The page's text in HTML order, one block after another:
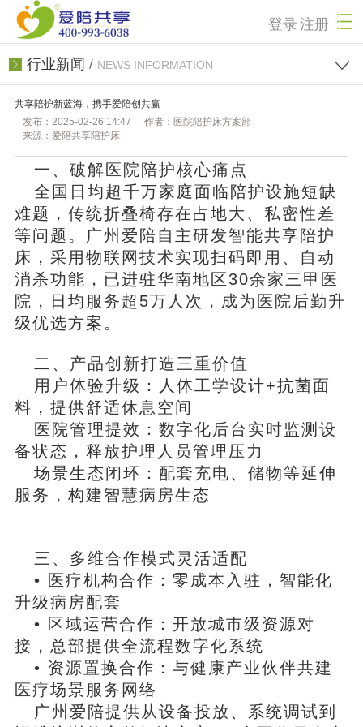
登录 注册
行业新闻 / NEWS INFORMATION
共享陪护新蓝海，携手爱陪创共赢
发布：2025-02-26 14:47
作者：医院陪护床方案部
来源：爱陪共享陪护床
一、破解医院陪护核心痛点
全国日均超千万家庭面临陪护设施短缺
难题，传统折叠椅存在占地大、私密性差
等问题。 广州爱陪自主研发智能共享陪护
床，采用物联网技术实现扫码即用、自动
消杀功能，已进驻华南地区30余家三甲医
院，日均服务超5万人次，成为医院后勤升
级优选方案。
二、产品创新打造三重价值
用户体验升级：人体工学设计+抗菌面
料，提供舒适休息空间
医院管理提效：数字化后台实时监测设
备状态，释放护理人员管理压力
场景生态闭环：配套充电、储物等延伸
服务，构建智慧病房生态
三、多维合作模式灵活适配
• 医疗机构合作： 零成本入驻，智能化
升级病房配套
• 区域运营合作：开放城市级资源对
接，总部提供全流程数字化系统
• 资源置换合作：与健康产业伙伴共建
医疗场景服务网络
广州爱陪提供从设备投放、系统调试到